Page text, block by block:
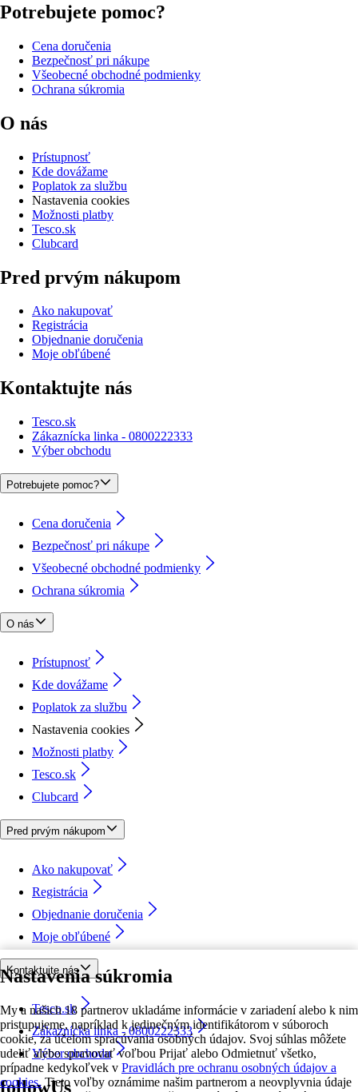
Nastavenia súkromia
My a našich 18 partnerov ukladáme informácie v zariadení alebo k nim
pristupujeme, napríklad k jedinečným identifikátorom v súboroch
cookie, za účelom spracúvania osobných údajov. Svoj súhlas môžete
udeliť alebo spravovať voľbou Prijať alebo Odmietnuť všetko,
prípadne kedykoľvek v Pravidlách pre ochranu osobných údajov a
cookies. Tieto voľby oznámime našim partnerom a neovplyvnia údaje
Potrebujete pomoc?
Cena doručenia
Bezpečnosť pri nákupe
Všeobecné obchodné podmienky
Ochrana súkromia
O nás
Prístupnosť
Kde dovážame
Poplatok za službu
Nastavenia cookies
Možnosti platby
Tesco.sk
Clubcard
Pred prvým nákupom
Ako nakupovať
Registrácia
Objednanie doručenia
Moje obľúbené
Kontaktujte nás
Tesco.sk
Zákaznícka linka - 0800222333
Výber obchodu
Potrebujete pomoc?
Cena doručenia
Bezpečnosť pri nákupe
Všeobecné obchodné podmienky
Ochrana súkromia
O nás
Prístupnosť
Kde dovážame
Poplatok za službu
Nastavenia cookies
Možnosti platby
Tesco.sk
Clubcard
Pred prvým nákupom
Ako nakupovať
Registrácia
Objednanie doručenia
Moje obľúbené
Kontaktujte nás
Tesco.sk
Zákaznícka linka - 0800222333
Výber obchodu
followUs